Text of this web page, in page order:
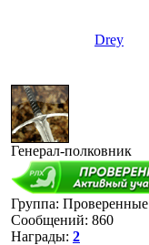
Drey
Генерал-полковник
Группа: Проверенные
Сообщений: 860
Награды: 2